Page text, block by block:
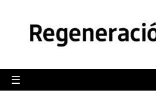
content
☰